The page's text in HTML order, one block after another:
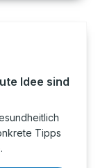
Idee sind
Tipps